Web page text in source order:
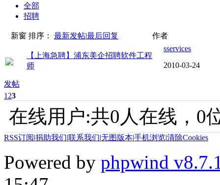
全部
招聘
新窗 排序： 最新发帖|最后回复 作者
【上海急聘】浦东美企招聘软件工程
师
sservices
2010-03-24
发帖
1 23
在线用户:共0人在线，0
RSS订阅|捐助我们|联系我们|无图版本|手机浏览|清除Cookies
Powered by phpwind